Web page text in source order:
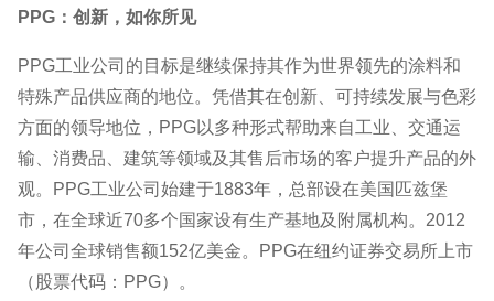
PPG：创新，如你所见
PPG工业公司的目标是继续保持其作为世界领先的涂料和
特殊产品供应商的地位。凭借其在创新、可持续发展与色彩
方面的领导地位，PPG以多种形式帮助来自工业、交通运
输、消费品、建筑等领域及其售后市场的客户提升产品的外
观。PPG工业公司始建于1883年，总部设在美国匹兹堡
市，在全球近70多个国家设有生产基地及附属机构。2012
年公司全球销售额152亿美金。PPG在纽约证券交易所上市
（股票代码：PPG）。